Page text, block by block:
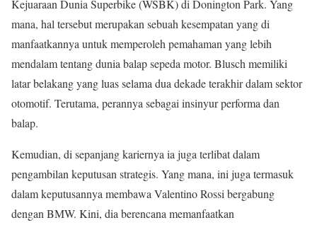
Kejuaraan Dunia Superbike (WSBK) di Donington Park. Yang
mana, hal tersebut merupakan sebuah kesempatan yang di
manfaatkannya untuk memperoleh pemahaman yang lebih
mendalam tentang dunia balap sepeda motor. Blusch memiliki
latar belakang yang luas selama dua dekade terakhir dalam sektor
otomotif. Terutama, perannya sebagai insinyur performa dan
balap.
Kemudian, di sepanjang kariernya ia juga terlibat dalam
pengambilan keputusan strategis. Yang mana, ini juga termasuk
dalam keputusannya membawa Valentino Rossi bergabung
dengan BMW. Kini, dia berencana memanfaatkan